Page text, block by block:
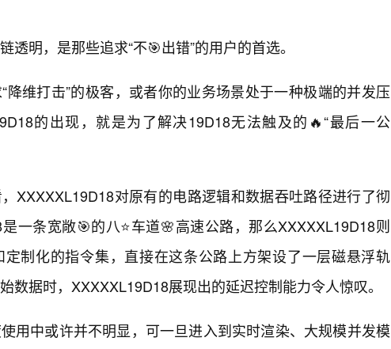
透明，是那些追求“不🎯出错”的用户的首选。
降维打击”的极客，或者你的业务场景处于一种极端的并发压
的出现，就是为了解决19D18无法触及的🔥“最后一公
XXXXXL19D18对原有的电路逻辑和数据吞吐路径进行了彻
一条宽敞🎯的八⭐车道🌸高速公路，那么XXXXXL19D18则
制化的指令集，直接在这条公路上方架设了一层磁悬浮轨
数据时，XXXXXL19D18展现出的延迟控制能力令人惊叹。
用中或许并不明显，可一旦进入到实时渲染、大规模并发模